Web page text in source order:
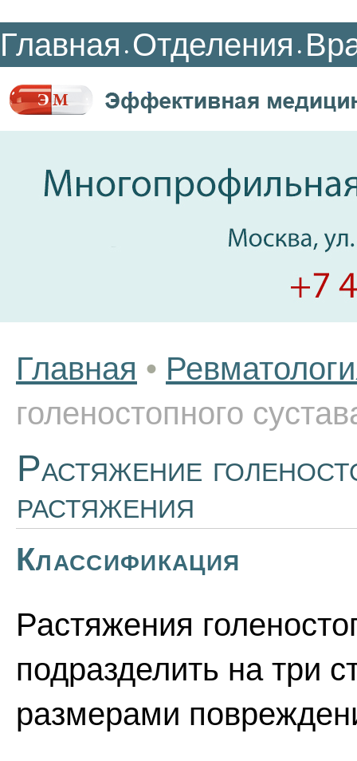
Главная • Отделения •
Главная •
голеностопного
Растяжение
растяжения
Классификация
Растяжения
подразделить на три
размерами